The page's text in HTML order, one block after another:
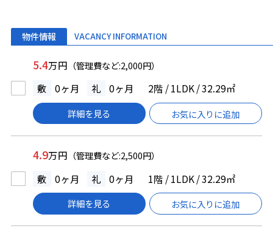
物件情報 VACANCY INFORMATION
5.4万円 （管理費など:2,000円）
敷 0ヶ月 礼 0ヶ月 2階 / 1LDK / 32.29㎡
詳細を見る お気に入りに追加
4.9万円 （管理費など:2,500円）
敷 0ヶ月 礼 0ヶ月 1階 / 1LDK / 32.29㎡
詳細を見る お気に入りに追加